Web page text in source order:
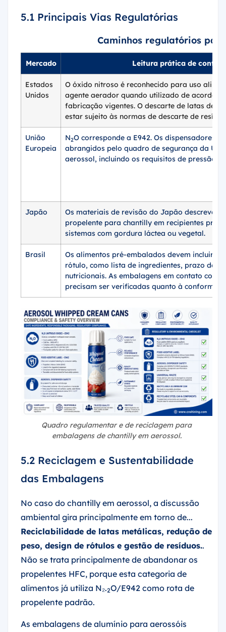
5.1 Principais Vias Regulatórias
Caminhos regulatórios
Mercado Leitura prática de
Estados
Unidos
O óxido nitroso é reconhecido para uso
agente aerador quando utilizado de acordo
fabricação vigentes. O descarte de latas de
estar sujeito às normas de descarte de
União
Europeia
N2O corresponde a E942. Os dispensadores
abrangidos pelo quadro de segurança da UE
aerossol, incluindo os requisitos de pressão e
Japão
Os materiais de revisão do Japão
propelente para chantilly em recipientes
sistemas com gordura láctea ou vegetal.
Brasil
Os alimentos pré-embalados devem incluir
rótulo, como lista de ingredientes, prazo de
nutricionais. As embalagens em contato com
precisam ser verificadas quanto à
Quadro regulamentar e de reciclagem para
embalagens de chantilly em aerossol.
5.2 Reciclagem e Sustentabilidade
das Embalagens
No caso do chantilly em aerossol, a discussão
ambiental gira principalmente em torno de...
Reciclabilidade de latas metálicas, redução de
peso, design de rótulos e gestão de resíduos..
Não se trata principalmente de abandonar os
propelentes HFC, porque esta categoria de
alimentos já utiliza N₂.2O/E942 como rota de
propelente padrão.
As embalagens de alumínio para aerossóis